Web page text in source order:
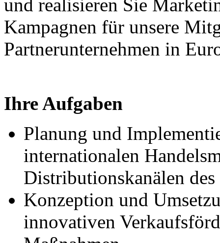
und realisieren Sie
Kampagnen für unsere
Partnerunternehmen in
Ihre Aufgaben
Planung und
internationalen
Distributionskanälen
Konzeption und
innovativen